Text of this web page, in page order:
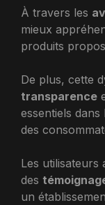
À travers les
mieux
produits
De plus, cette
transparence
essentiels
des
Les
des
un